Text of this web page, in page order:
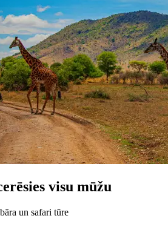
visu mūžu
un safari tūre